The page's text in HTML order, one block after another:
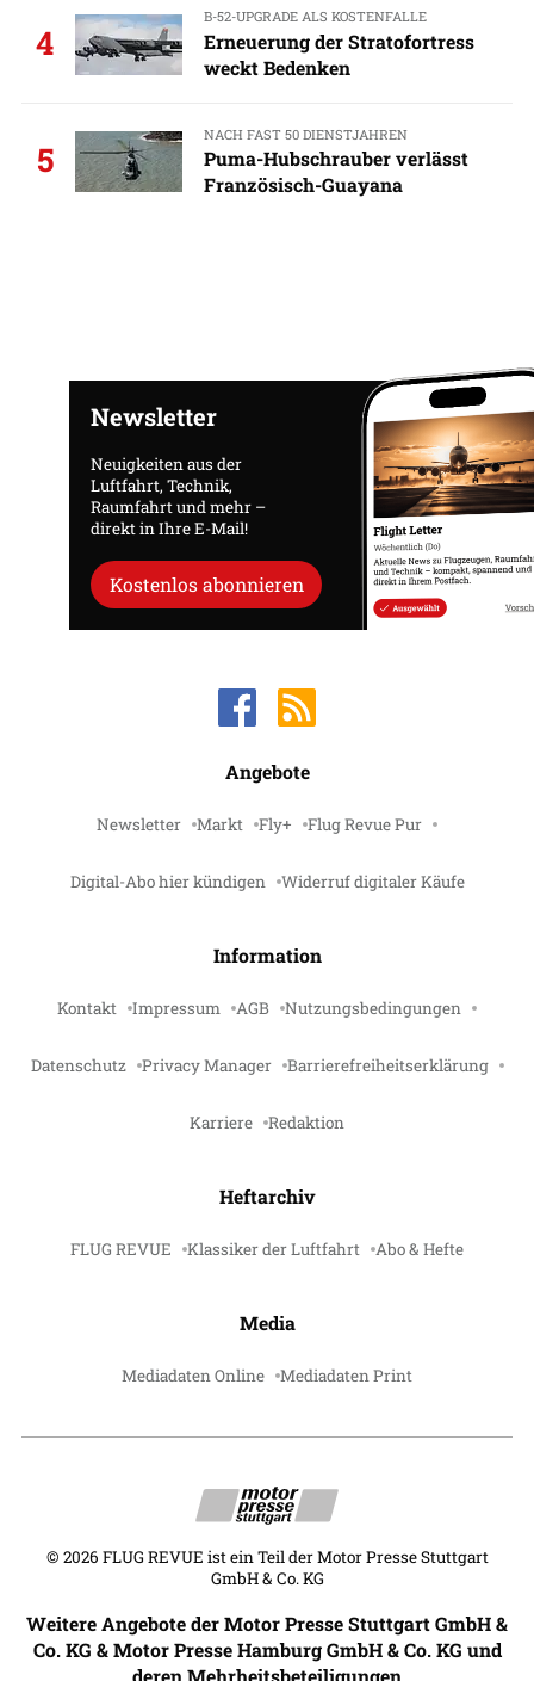
4
B-52-UPGRADE ALS KOSTENFALLE
Erneuerung der Stratofortress
weckt Bedenken
5
NACH FAST 50 DIENSTJAHREN
Puma-Hubschrauber verlässt
Französisch-Guayana
Newsletter
Neuigkeiten aus der
Luftfahrt, Technik,
Raumfahrt und mehr –
direkt in Ihre E-Mail!
Kostenlos abonnieren
Angebote
Newsletter Markt Fly+ Flug Revue Pur
Digital-Abo hier kündigen Widerruf digitaler Käufe
Information
Kontakt Impressum AGB Nutzungsbedingungen
Datenschutz Privacy Manager Barrierefreiheitserklärung
Karriere Redaktion
Heftarchiv
FLUG REVUE Klassiker der Luftfahrt Abo & Hefte
Media
Mediadaten Online Mediadaten Print
© 2026 FLUG REVUE ist ein Teil der Motor Presse Stuttgart
GmbH & Co. KG
Weitere Angebote der Motor Presse Stuttgart GmbH &
Co. KG & Motor Presse Hamburg GmbH & Co. KG und
deren Mehrheitsbeteiligungen